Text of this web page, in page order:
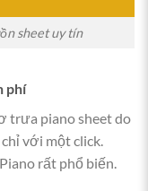
sheet uy tín
phí
trưa piano sheet do
với một click.
rất phổ biến.